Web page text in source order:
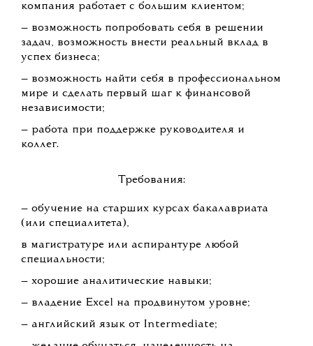
компания работает с большим клиентом;
— возможность попробовать себя в решении
задач, возможность внести реальный вклад в
успех бизнеса;
— возможность найти себя в профессиональном
мире и сделать первый шаг к финансовой
независимости;
— работа при поддержке руководителя и
коллег.
Требования:
— обучение на старших курсах бакалавриата
(или специалитета),
в магистратуре или аспирантуре любой
специальности;
— хорошие аналитические навыки;
— владение Excel на продвинутом уровне;
— английский язык от Intermediate;